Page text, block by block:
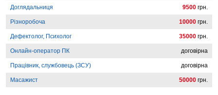
Доглядальниця 9500 грн.
Різноробоча 10000 грн.
Дефектолог, Психолог 35000 грн.
Онлайн-оператор ПК договірна
Працівник, службовець (ЗСУ) договірна
Масажист 50000 грн.